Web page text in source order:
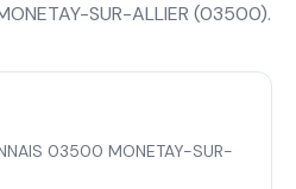
SUR-ALLIER (03500).
03500 MONETAY-SUR-